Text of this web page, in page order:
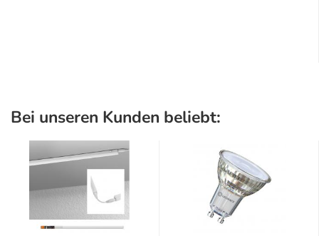
Bei unseren Kunden beliebt: